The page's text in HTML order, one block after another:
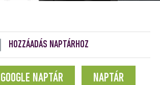
HOZZÁADÁS NAPTÁRHOZ
GOOGLE NAPTÁR NAPTÁR